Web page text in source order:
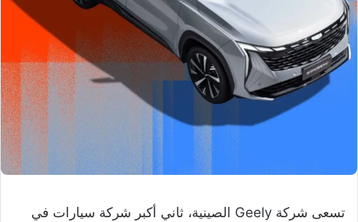
تسعى شركة Geely الصينية، ثاني أكبر شركة سيارات في